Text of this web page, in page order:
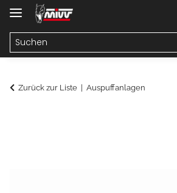
Zurück zur Liste Auspuffanlagen